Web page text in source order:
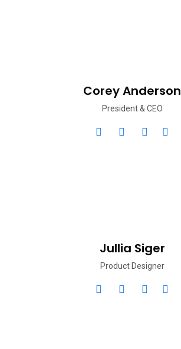
Corey Anderson
President & CEO
Jullia Siger
Product Designer